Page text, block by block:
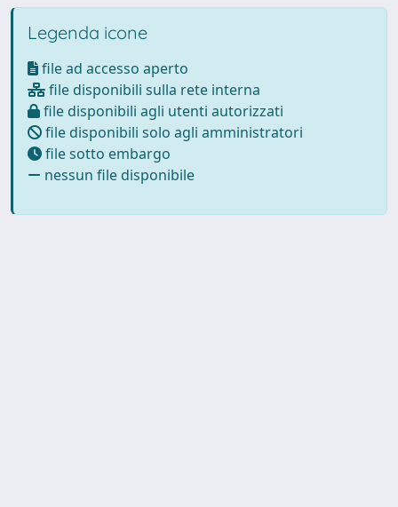
Legenda icone
file ad accesso aperto
file disponibili sulla rete interna
file disponibili agli utenti autorizzati
file disponibili solo agli amministratori
file sotto embargo
nessun file disponibile